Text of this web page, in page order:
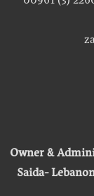
Owner &
Saida-